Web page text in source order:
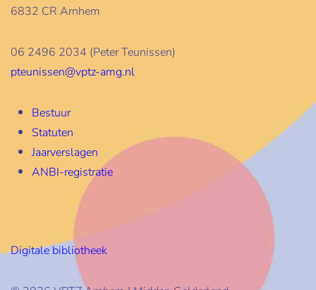
6832 CR Arnhem
06 2496 2034 (Peter Teunissen)
pteunissen@vptz-amg.nl
Bestuur
Statuten
Jaarverslagen
ANBI-registratie
Digitale bibliotheek